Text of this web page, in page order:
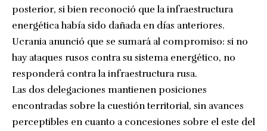
posterior, si bien reconoció que la infraestructura
energética había sido dañada en días anteriores.
Ucrania anunció que se sumará al compromiso: si no
hay ataques rusos contra su sistema energético, no
responderá contra la infraestructura rusa.
Las dos delegaciones mantienen posiciones
encontradas sobre la cuestión territorial, sin avances
perceptibles en cuanto a concesiones sobre el este del